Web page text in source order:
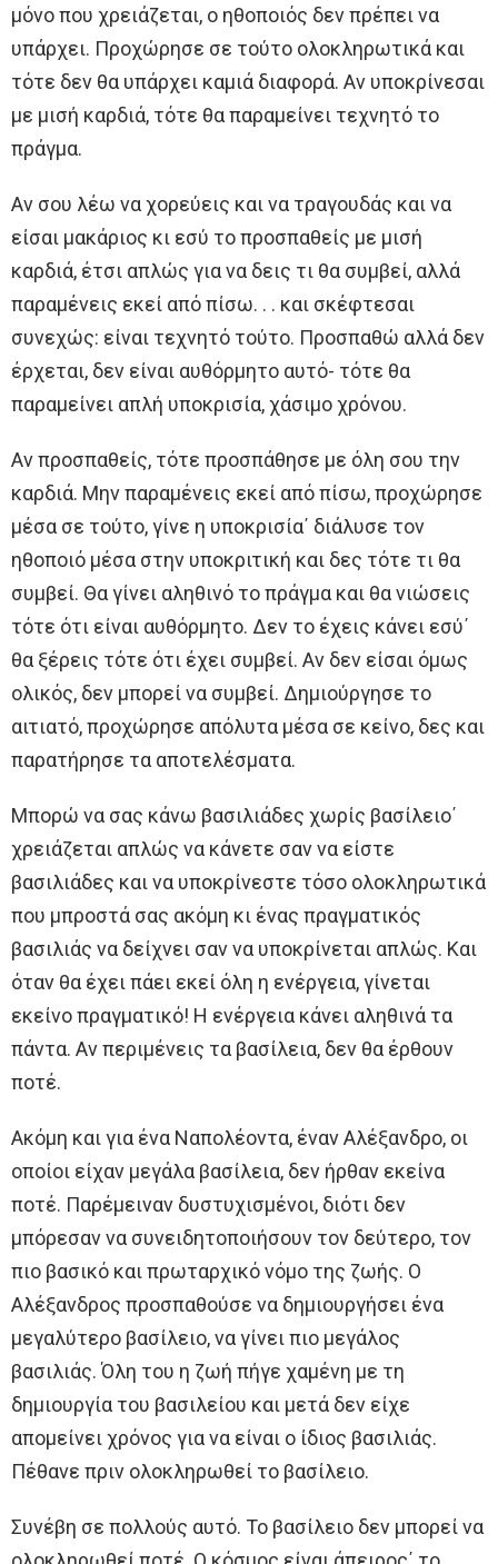
μόνο που χρειάζεται, ο ηθοποιός δεν πρέπει να
υπάρχει. Προχώρησε σε τούτο ολοκληρωτικά και
τότε δεν θα υπάρχει καμιά διαφορά. Αν υποκρίνεσαι
με μισή καρδιά, τότε θα παραμείνει τεχνητό το
πράγμα.
Αν σου λέω να χορεύεις και να τραγουδάς και να
είσαι μακάριος κι εσύ το προσπαθείς με μισή
καρδιά, έτσι απλώς για να δεις τι θα συμβεί, αλλά
παραμένεις εκεί από πίσω. . . και σκέφτεσαι
συνεχώς: είναι τεχνητό τούτο. Προσπαθώ αλλά δεν
έρχεται, δεν είναι αυθόρμητο αυτό- τότε θα
παραμείνει απλή υποκρισία, χάσιμο χρόνου.
Αν προσπαθείς, τότε προσπάθησε με όλη σου την
καρδιά. Μην παραμένεις εκεί από πίσω, προχώρησε
μέσα σε τούτο, γίνε η υποκρισία΄ διάλυσε τον
ηθοποιό μέσα στην υποκριτική και δες τότε τι θα
συμβεί. Θα γίνει αληθινό το πράγμα και θα νιώσεις
τότε ότι είναι αυθόρμητο. Δεν το έχεις κάνει εσύ΄
θα ξέρεις τότε ότι έχει συμβεί. Αν δεν είσαι όμως
ολικός, δεν μπορεί να συμβεί. Δημιούργησε το
αιτιατό, προχώρησε απόλυτα μέσα σε κείνο, δες και
παρατήρησε τα αποτελέσματα.
Μπορώ να σας κάνω βασιλιάδες χωρίς βασίλειο΄
χρειάζεται απλώς να κάνετε σαν να είστε
βασιλιάδες και να υποκρίνεστε τόσο ολοκληρωτικά
που μπροστά σας ακόμη κι ένας πραγματικός
βασιλιάς να δείχνει σαν να υποκρίνεται απλώς. Και
όταν θα έχει πάει εκεί όλη η ενέργεια, γίνεται
εκείνο πραγματικό! Η ενέργεια κάνει αληθινά τα
πάντα. Αν περιμένεις τα βασίλεια, δεν θα έρθουν
ποτέ.
Ακόμη και για ένα Ναπολέοντα, έναν Αλέξανδρο, οι
οποίοι είχαν μεγάλα βασίλεια, δεν ήρθαν εκείνα
ποτέ. Παρέμειναν δυστυχισμένοι, διότι δεν
μπόρεσαν να συνειδητοποιήσουν τον δεύτερο, τον
πιο βασικό και πρωταρχικό νόμο της ζωής. Ο
Αλέξανδρος προσπαθούσε να δημιουργήσει ένα
μεγαλύτερο βασίλειο, να γίνει πιο μεγάλος
βασιλιάς. Όλη του η ζωή πήγε χαμένη με τη
δημιουργία του βασιλείου και μετά δεν είχε
απομείνει χρόνος για να είναι ο ίδιος βασιλιάς.
Πέθανε πριν ολοκληρωθεί το βασίλειο.
Συνέβη σε πολλούς αυτό. Το βασίλειο δεν μπορεί να